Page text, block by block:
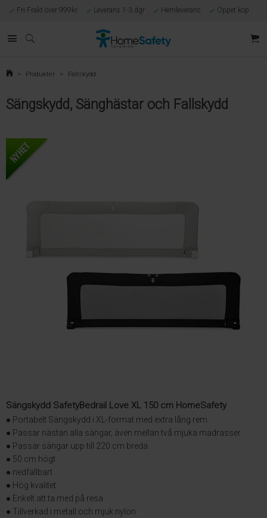
Fri Frakt över 999kr Leverans 1-3 dgr Hemleverans Öppet köp
Egen tillverkning
> Produkter > Fallskydd
Sängskydd, Sänghästar och Fallskydd
Sängskydd SafetyBedrail Love XL 150 cm HomeSafety
● Portabelt Sängskydd i XL-format med extra lång rem
● Passar nästan alla sängar, även mellan två mjuka madrasser
● Passar sängar upp till 220 cm breda
● 50 cm högt
● nedfällbart
● Hög kvalitet
● Enkelt att ta med på resa
● Tillverkad i metall och mjuk nylon